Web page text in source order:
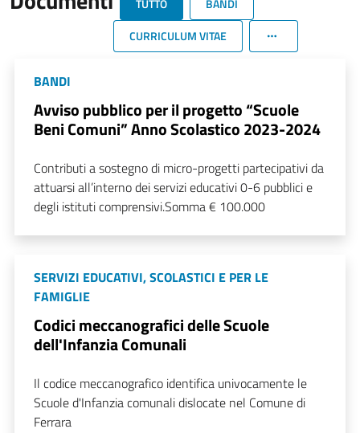
TUTTO
BANDI
CURRICULUM VITAE
BANDI
Avviso pubblico per il progetto “Scuole
Beni Comuni” Anno Scolastico 2023-2024
Contributi a sostegno di micro-progetti partecipativi da
attuarsi all’interno dei servizi educativi 0-6 pubblici e
degli istituti comprensivi.Somma € 100.000
SERVIZI EDUCATIVI, SCOLASTICI E PER LE
FAMIGLIE
Codici meccanografici delle Scuole
dell'Infanzia Comunali
Il codice meccanografico identifica univocamente le
Scuole d'Infanzia comunali dislocate nel Comune di
Ferrara